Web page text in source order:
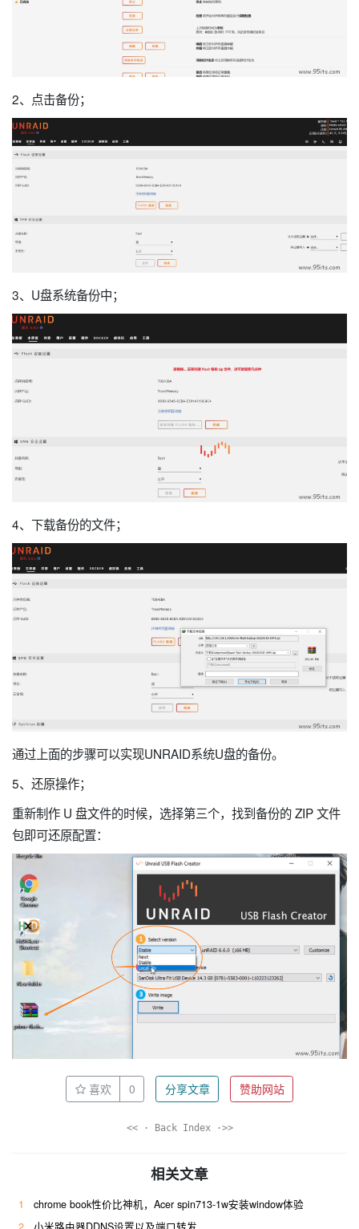
2、点击备份；
3、U盘系统备份中；
4、下载备份的文件；
通过上面的步骤可以实现UNRAID系统U盘的备份。
5、还原操作；
重新制作 U 盘文件的时候，选择第三个，找到备份的 ZIP 文件
包即可还原配置：
喜欢 0 分享文章 赞助网站
<< · Back Index ·>>
相关文章
1
chrome book性价比神机，Acer spin713-1w安装window体验